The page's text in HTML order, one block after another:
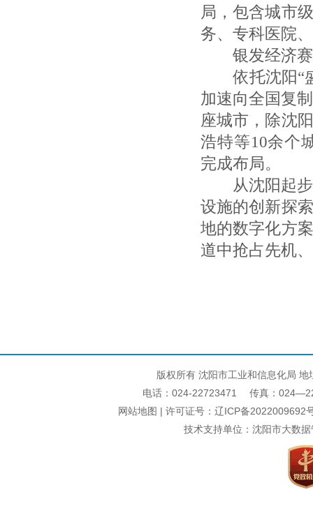
局，包含城市
务、专科医院
银发经济赛
依托沈阳“盛
加速向全国复
座城市，除沈
浩特等10余个
完成布局。
从沈阳起步
设施的创新探
地的数字化方
道中抢占先机
版权所有 沈阳市工业和信息化局
电话：024-22723471 传真：
网站地图 | 许可证号： 辽ICP备2022009692
技术支持单位：沈阳市大数